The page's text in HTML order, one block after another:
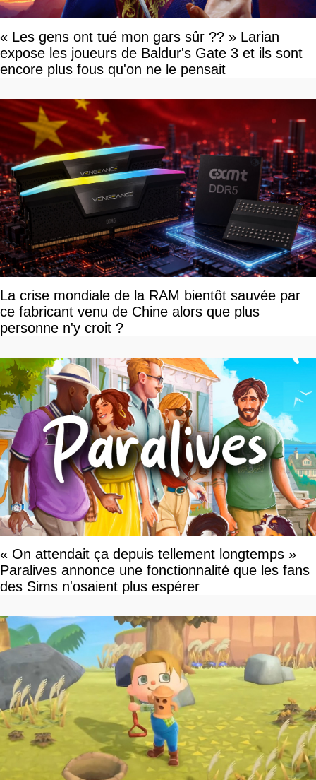
« Les gens ont tué mon gars sûr ?? » Larian
expose les joueurs de Baldur's Gate 3 et ils sont
encore plus fous qu'on ne le pensait
La crise mondiale de la RAM bientôt sauvée par
ce fabricant venu de Chine alors que plus
personne n'y croit ?
« On attendait ça depuis tellement longtemps »
Paralives annonce une fonctionnalité que les fans
des Sims n'osaient plus espérer